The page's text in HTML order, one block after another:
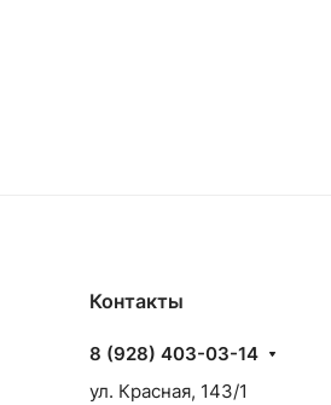
Контакты
8 (928) 403-03-14
ул. Красная, 143/1